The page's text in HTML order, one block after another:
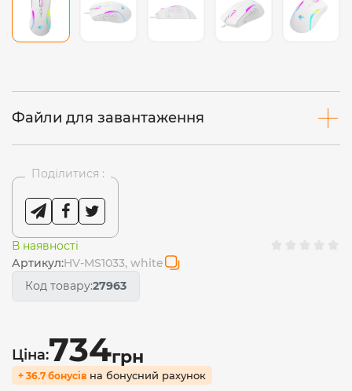
Файли для завантаження
Поділитися :
В наявності
Артикул:HV-MS1033, white
Код товару:27963
Ціна:734грн
+ 36.7 бонусів на бонусний рахунок